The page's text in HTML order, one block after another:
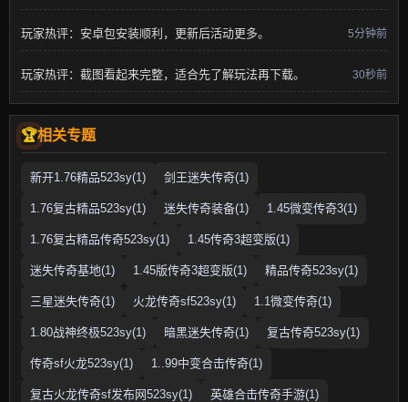
玩家热评：安卓包安装顺利，更新后活动更多。 5分钟前
玩家热评：截图看起来完整，适合先了解玩法再下载。 30秒前
相关专题
新开1.76精品523sy(1) 剑王迷失传奇(1)
1.76复古精品523sy(1) 迷失传奇装备(1) 1.45微变传奇3(1)
1.76复古精品传奇523sy(1) 1.45传奇3超变版(1)
迷失传奇基地(1) 1.45版传奇3超变版(1) 精品传奇523sy(1)
三星迷失传奇(1) 火龙传奇sf523sy(1) 1.1微变传奇(1)
1.80战神终极523sy(1) 暗黑迷失传奇(1) 复古传奇523sy(1)
传奇sf火龙523sy(1) 1..99中变合击传奇(1)
复古火龙传奇sf发布网523sy(1) 英雄合击传奇手游(1)